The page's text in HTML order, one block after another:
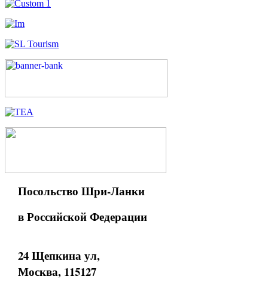
Посольство Шри-Ланки
в Российской Федерации
24 Щепкина ул,
Москва, 115127